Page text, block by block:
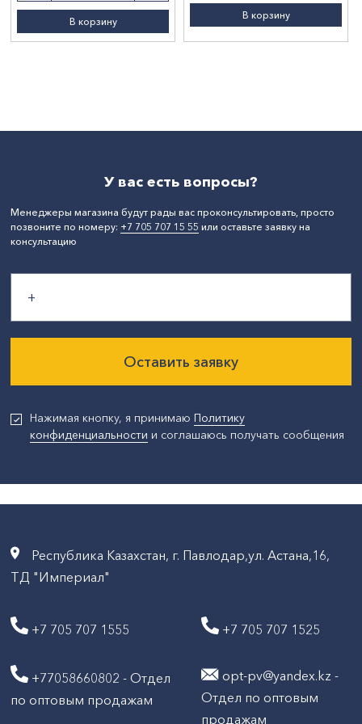
В корзину
В корзину
У вас есть вопросы?
Менеджеры магазина будут рады вас проконсультировать, просто
позвоните по номеру: +7 705 707 15 55 или оставьте заявку на
консультацию
Оставить заявку
Нажимая кнопку, я принимаю Политику
конфиденциальности и соглашаюсь получать сообщения
Республика Казахстан, г. Павлодар,ул. Астана,16,
ТД "Империал"
+7 705 707 1555 +7 705 707 1525
+77058660802 - Отдел
по оптовым продажам
opt-pv@yandex.kz -
Отдел по оптовым
продажам